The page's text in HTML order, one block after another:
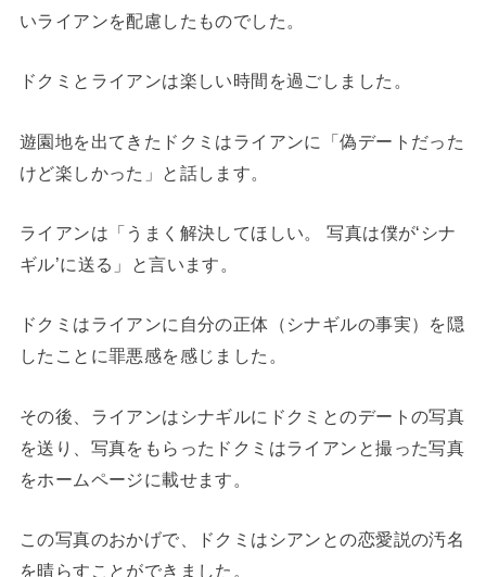
いライアンを配慮したものでした。
ドクミとライアンは楽しい時間を過ごしました。
遊園地を出てきたドクミはライアンに「偽デートだった
けど楽しかった」と話します。
ライアンは「うまく解決してほしい。 写真は僕が‘シナ
ギル’に送る」と言います。
ドクミはライアンに自分の正体（シナギルの事実）を隠
したことに罪悪感を感じました。
その後、ライアンはシナギルにドクミとのデートの写真
を送り、写真をもらったドクミはライアンと撮った写真
をホームページに載せます。
この写真のおかげで、ドクミはシアンとの恋愛説の汚名
を晴らすことができました。